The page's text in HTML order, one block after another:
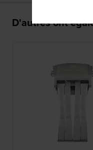
D'autres ont